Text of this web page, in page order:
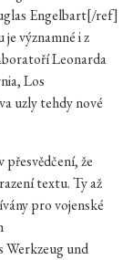
Engelbart[/ref]
významné i z
Leonarda
Los
uzly tehdy nové
že
textu. Ty až
pro vojenské
und